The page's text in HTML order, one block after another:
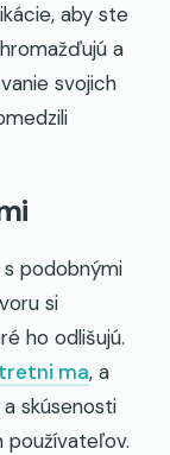
aby ste
a
svojich
podobnými
si
ho odlišujú.
ma, a
skúsenosti